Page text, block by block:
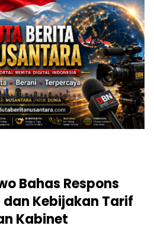
Bahas Respons
dan Kebijakan Tarif
Kabinet